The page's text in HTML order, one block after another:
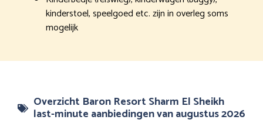
kinderstoel, speelgoed etc. zijn in overleg soms
mogelijk
Overzicht Baron Resort Sharm El Sheikh
last-minute aanbiedingen van augustus 2026